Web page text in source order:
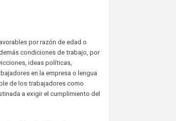
por razón de edad o
condiciones de trabajo, por
ideas políticas,
en la empresa o lengua
de los trabajadores como
a exigir el cumplimiento del